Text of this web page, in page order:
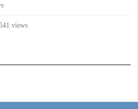
views